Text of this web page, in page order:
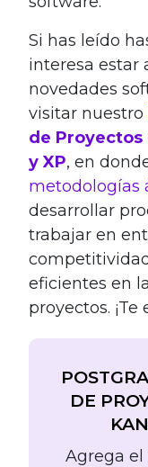
Si has leído
interesa estar
novedades
visitar nuestro
de Proyectos
y XP, en
metodologías
desarrollar
trabajar en
eficientes en
proyectos. ¡Te
DE
Agrega